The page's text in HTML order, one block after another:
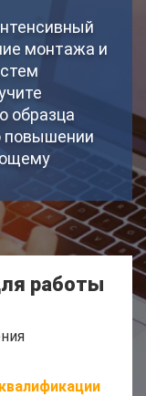
монтажа и
образца
повышении
работы